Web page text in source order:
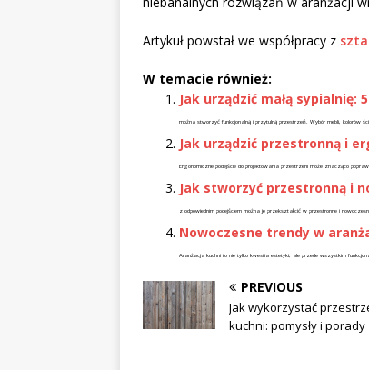
Artykuł powstał we współpracy z
W temacie również:
Jak urządzić małą sypialnię:
można stworzyć funkcjonalną i przytulną przestrzeń. Wybór mebli, kolorów
Jak urządzić przestronną i
Ergonomiczne podejście do projektowania przestrzeni może znacząco
Jak stworzyć przestronną i
z odpowiednim podejściem można je przekształcić w przestronne i
Nowoczesne trendy w
Aranżacja kuchni to nie tylko kwestia estetyki, ale przede wszystkim
PREVIOUS
Jak wykorzystać
kuchni: pomysły i porady